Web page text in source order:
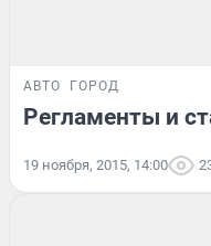
АВТО ГОРОД
Регламенты и
19 ноября, 2015, 14:00